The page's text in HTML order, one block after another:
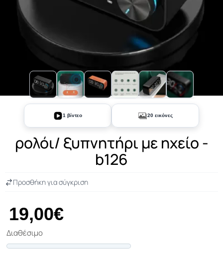
+15
1 βίντεο 20 εικόνες
ρολόι/ ξυπνητήρι με ηχείο -
b126
19,00€
Διαθέσιμο
Προσθήκη για σύγκριση